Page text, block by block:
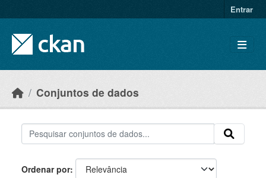
Entrar
Conjuntos de dados
Ordenar por